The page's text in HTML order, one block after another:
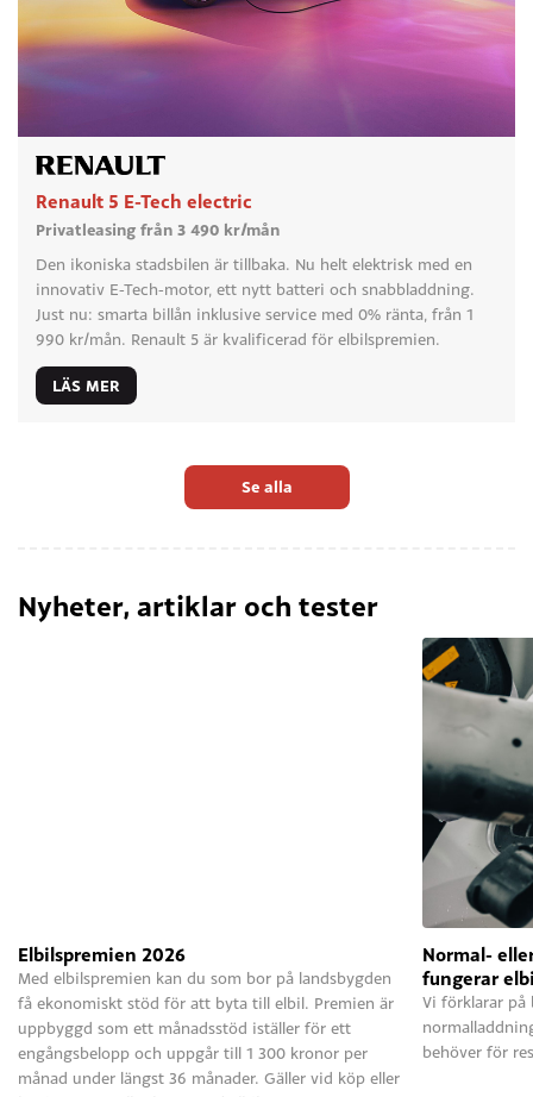
Renault 5 E-Tech electric
Privatleasing från 3 490 kr/mån
Den ikoniska stadsbilen är tillbaka. Nu helt elektrisk med en
innovativ E-Tech-motor, ett nytt batteri och snabbladdning.
Just nu: smarta billån inklusive service med 0% ränta, från 1
990 kr/mån. Renault 5 är kvalificerad för elbilspremien.
LÄS MER
Se alla
Nyheter, artiklar och tester
Elbilspremien 2026
Med elbilspremien kan du som bor på landsbygden
få ekonomiskt stöd för att byta till elbil. Premien är
uppbyggd som ett månadsstöd iställer för ett
engångsbelopp och uppgår till 1 300 kronor per
månad under längst 36 månader. Gäller vid köp eller
Normal-
fungerar
Vi förklarar på
behöver för